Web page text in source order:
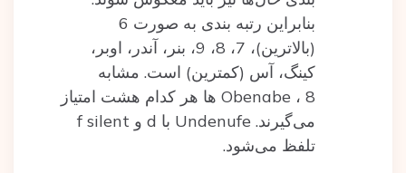
بنابراین رتبه بندی به صورت 6
(بالاترین)، 7، 8، 9، بنر، آندر، اوبر،
کینگ، آس (کمترین) است. مشابه
Obenabe ، 8 ها هر کدام هشت امتیاز
می‌گیرند. Undenufe با d و f silent
تلفظ می‌شود.